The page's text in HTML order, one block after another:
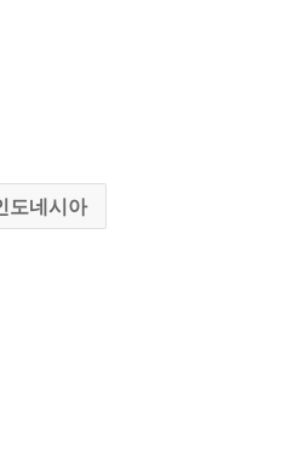
도네시아